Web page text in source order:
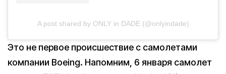
A post shared by ONLY in DADE (@onlyindade)
Это не первое происшествие с самолетами
компании Boeing. Напомним, 6 января самолет